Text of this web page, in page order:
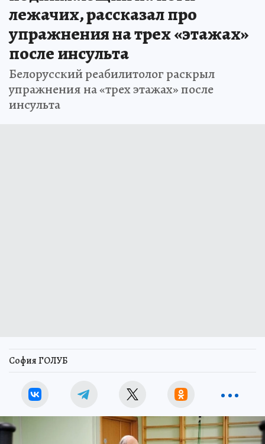
лежачих, рассказал про
упражнения на трех «этажах»
после инсульта
Белорусский реабилитолог раскрыл
упражнения на «трех этажах» после
инсульта
София ГОЛУБ